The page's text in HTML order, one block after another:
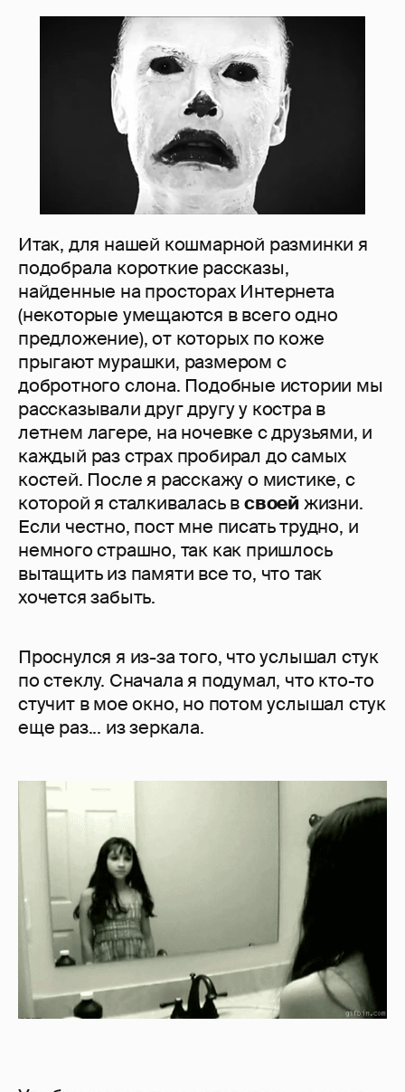
Итак, для нашей кошмарной разминки я
подобрала короткие рассказы,
найденные на просторах Интернета
(некоторые умещаются в всего одно
предложение), от которых по коже
прыгают мурашки, размером с
добротного слона. Подобные истории мы
рассказывали друг другу у костра в
летнем лагере, на ночевке с друзьями, и
каждый раз страх пробирал до самых
костей. После я расскажу о мистике, с
которой я сталкивалась всвоей жизни.
Если честно, пост мне писать трудно, и
немного страшно, так как пришлось
вытащить из памяти все то, что так
хочется забыть.
Проснулся я из-за того, что услышал стук
по стеклу. Сначала я подумал, что кто-то
стучит в мое окно, но потом услышал стук
еще раз... из зеркала.